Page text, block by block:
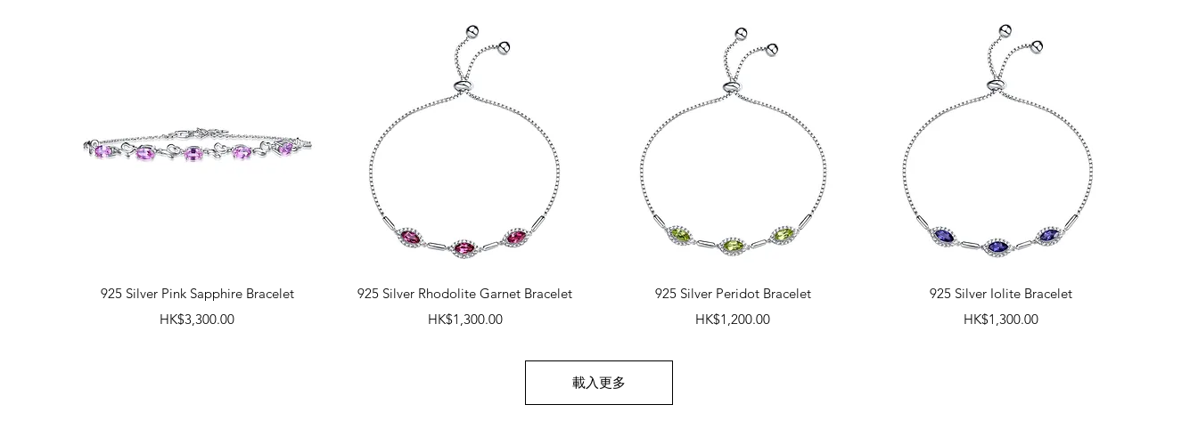
快速瀏覽
925 Silver Pink Sapphire Bracelet
價格
HK$3,300.00
快速瀏覽
925 Silver Rhodolite Garnet Bracelet
價格
HK$1,300.00
快速瀏覽
925 Silver Peridot Bracelet
價格
HK$1,200.00
快速瀏覽
925 Silver Iolite Bracelet
價格
HK$1,300.00
載入更多